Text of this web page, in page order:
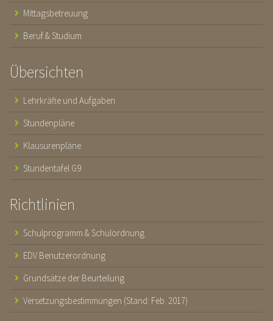
Mittagsbetreuung
Beruf & Studium
Übersichten
Lehrkräfte und Aufgaben
Stundenpläne
Klausurenpläne
Stundentafel G9
Richtlinien
Schulprogramm & Schulordnung
EDV Benutzerordnung
Grundsätze der Beurteilung
Versetzungsbestimmungen (Stand: Feb. 2017)